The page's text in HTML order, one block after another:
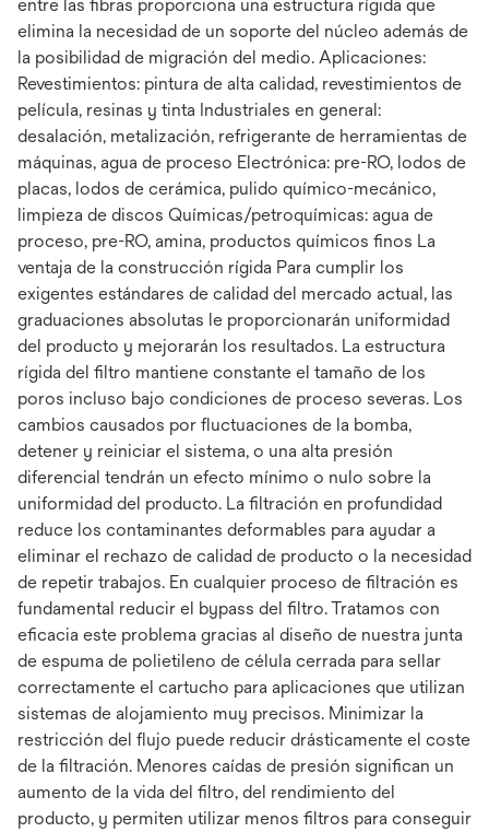
entre las fibras proporciona una estructura rígida que
elimina la necesidad de un soporte del núcleo además de
la posibilidad de migración del medio. Aplicaciones:
Revestimientos: pintura de alta calidad, revestimientos de
película, resinas y tinta Industriales en general:
desalación, metalización, refrigerante de herramientas de
máquinas, agua de proceso Electrónica: pre-RO, lodos de
placas, lodos de cerámica, pulido químico-mecánico,
limpieza de discos Químicas/petroquímicas: agua de
proceso, pre-RO, amina, productos químicos finos La
ventaja de la construcción rígida Para cumplir los
exigentes estándares de calidad del mercado actual, las
graduaciones absolutas le proporcionarán uniformidad
del producto y mejorarán los resultados. La estructura
rígida del filtro mantiene constante el tamaño de los
poros incluso bajo condiciones de proceso severas. Los
cambios causados por fluctuaciones de la bomba,
detener y reiniciar el sistema, o una alta presión
diferencial tendrán un efecto mínimo o nulo sobre la
uniformidad del producto. La filtración en profundidad
reduce los contaminantes deformables para ayudar a
eliminar el rechazo de calidad de producto o la necesidad
de repetir trabajos. En cualquier proceso de filtración es
fundamental reducir el bypass del filtro. Tratamos con
eficacia este problema gracias al diseño de nuestra junta
de espuma de polietileno de célula cerrada para sellar
correctamente el cartucho para aplicaciones que utilizan
sistemas de alojamiento muy precisos. Minimizar la
restricción del flujo puede reducir drásticamente el coste
de la filtración. Menores caídas de presión significan un
aumento de la vida del filtro, del rendimiento del
producto, y permiten utilizar menos filtros para conseguir